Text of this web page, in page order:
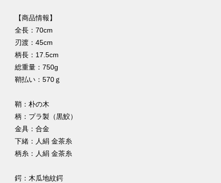
【商品情報】
全長：70cm
刃渡：45cm
柄長：17.5cm
総重量：750g
鞘払い：570ｇ
鞘：朴の木
柄：プラ製（黒鮫）
金具：合金
下緒：人絹 金茶糸
柄糸：人絹 金茶糸
鍔：木瓜地紋鍔